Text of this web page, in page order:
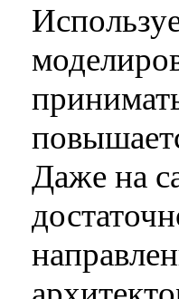
Даже на